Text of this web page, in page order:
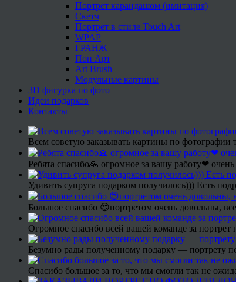
Портрет карандашом (имитация)
Скетч
Портрет в стиле Touch Art
WPAP
ГРАНЖ
Поп Арт
Art Brush
Модульные картины
3D фигурка по фото
Идеи подарков
Контакты
Всем советую заказывать картины по фотографии
Ребята спасибо🙏 огромное за вашу работу❤
Удивить супруга подарком получилось))) Есть
Большое спасибо 😍портретом очень довольны,
Огромное спасибо всей вашей команде за портрет
Безумно рады полученному подарку — портрету
Спасибо большое за то, что мы смогли так не